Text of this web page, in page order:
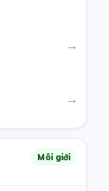
→
→
Môi giới